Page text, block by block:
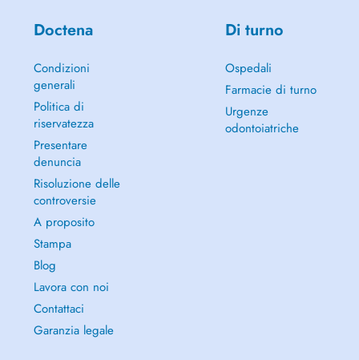
Doctena
Condizioni
generali
Politica di
riservatezza
Presentare
denuncia
Risoluzione delle
controversie
A proposito
Stampa
Blog
Lavora con noi
Contattaci
Garanzia legale
Di turno
Ospedali
Farmacie di turno
Urgenze
odontoiatriche